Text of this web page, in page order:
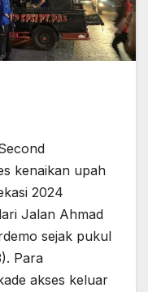
kenaikan upah
2024
Jalan Ahmad
sejak pukul
Para
akses keluar